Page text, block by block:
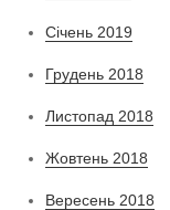
Січень 2019
Грудень 2018
Листопад 2018
Жовтень 2018
Вересень 2018